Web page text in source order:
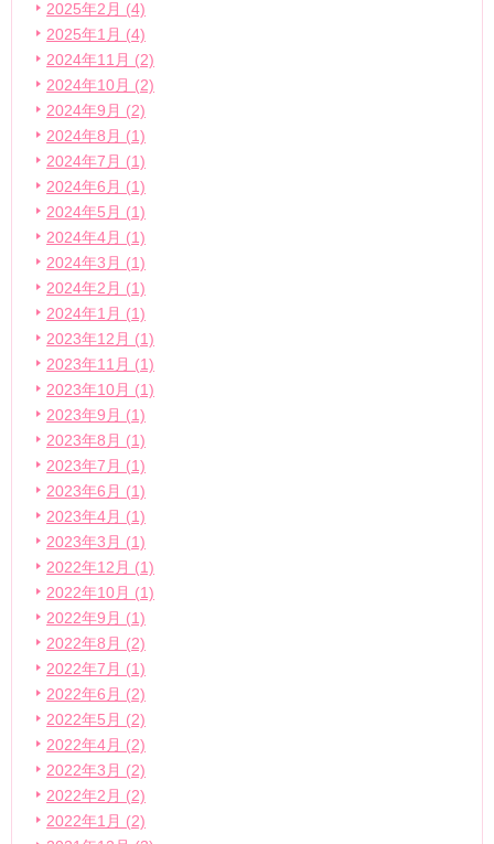
2025年2月 (4)
2025年1月 (4)
2024年11月 (2)
2024年10月 (2)
2024年9月 (2)
2024年8月 (1)
2024年7月 (1)
2024年6月 (1)
2024年5月 (1)
2024年4月 (1)
2024年3月 (1)
2024年2月 (1)
2024年1月 (1)
2023年12月 (1)
2023年11月 (1)
2023年10月 (1)
2023年9月 (1)
2023年8月 (1)
2023年7月 (1)
2023年6月 (1)
2023年4月 (1)
2023年3月 (1)
2022年12月 (1)
2022年10月 (1)
2022年9月 (1)
2022年8月 (2)
2022年7月 (1)
2022年6月 (2)
2022年5月 (2)
2022年4月 (2)
2022年3月 (2)
2022年2月 (2)
2022年1月 (2)